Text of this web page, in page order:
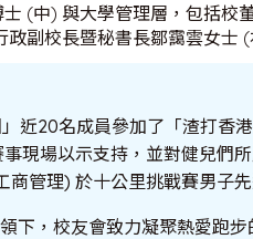
(中) 與大學管理層，包括校
副校長暨秘書長鄒靄雲女士
近20名成員參加了「渣打香
現場以示支持，並對健兒們
商管理) 於十公里挑戰賽男子
下，校友會致力凝聚熱愛跑